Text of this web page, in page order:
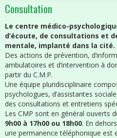
Consultation
Le centre médico-
d’écoute, de consultations et
mentale, implanté dans la cité.
Des actions de prévention,
ambulatoires et d’intervention à
partir du C.M.P.
Une équipe pluridisciplinaire
psychologues, d’assistantes
des consultations et entretiens
Les CMP sont en général ouverts
9h00 à 17h00 ou 18h00. En
une permanence téléphonique est